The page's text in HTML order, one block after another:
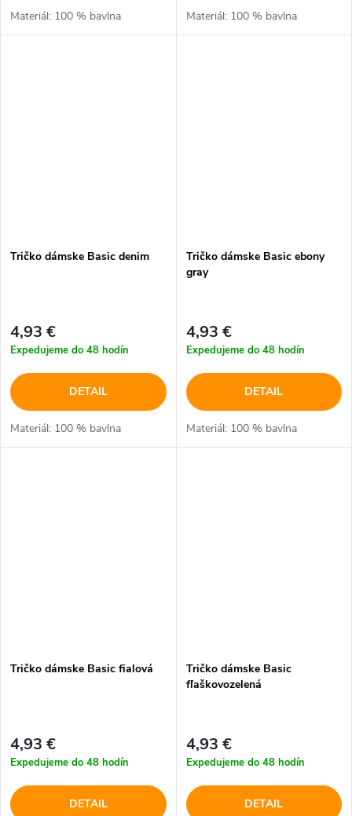
Materiál: 100 % bavlna Materiál: 100 % bavlna
Tričko dámske Basic denim
4,93 €
Expedujeme do 48 hodín
DETAIL
Materiál: 100 % bavlna
Tričko dámske Basic ebony
gray
4,93 €
Expedujeme do 48 hodín
DETAIL
Materiál: 100 % bavlna
Tričko dámske Basic fialová
4,93 €
Expedujeme do 48 hodín
DETAIL
Tričko dámske Basic
fľaškovozelená
4,93 €
Expedujeme do 48 hodín
DETAIL